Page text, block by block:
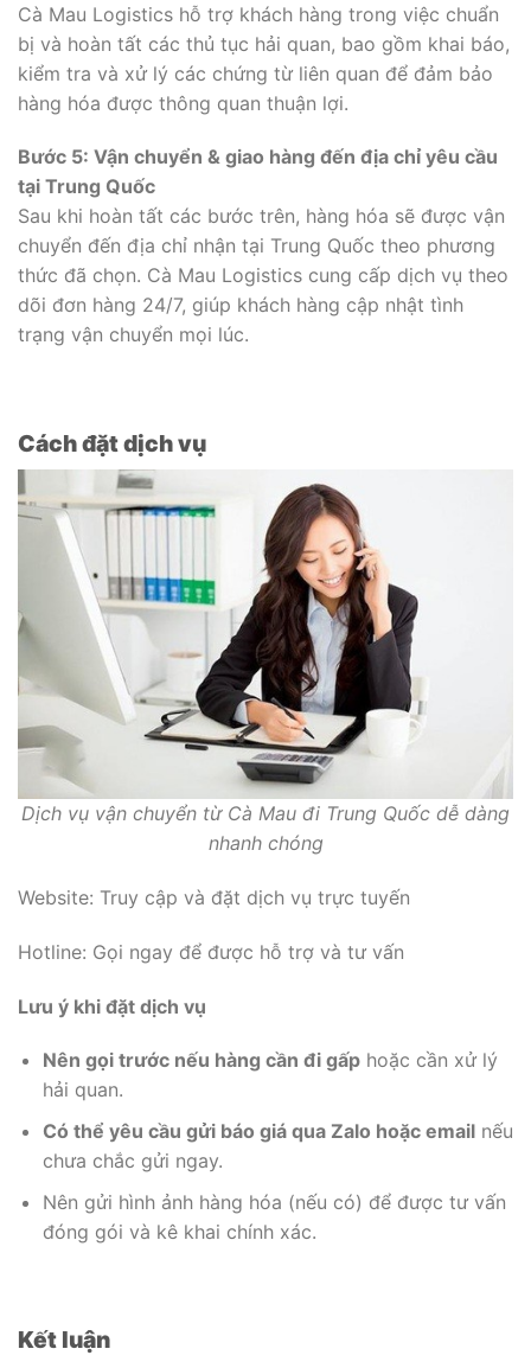
Cà Mau Logistics hỗ trợ khách hàng trong việc chuẩn
bị và hoàn tất các thủ tục hải quan, bao gồm khai báo,
kiểm tra và xử lý các chứng từ liên quan để đảm bảo
hàng hóa được thông quan thuận lợi.
Bước 5: Vận chuyển & giao hàng đến địa chỉ yêu cầu
tại Trung Quốc
Sau khi hoàn tất các bước trên, hàng hóa sẽ được vận
chuyển đến địa chỉ nhận tại Trung Quốc theo phương
thức đã chọn. Cà Mau Logistics cung cấp dịch vụ theo
dõi đơn hàng 24/7, giúp khách hàng cập nhật tình
trạng vận chuyển mọi lúc.
Cách đặt dịch vụ
Dịch vụ vận chuyển từ Cà Mau đi Trung Quốc dễ dàng
nhanh chóng
Website: Truy cập và đặt dịch vụ trực tuyến
Hotline: Gọi ngay để được hỗ trợ và tư vấn
Lưu ý khi đặt dịch vụ
Nên gọi trước nếu hàng cần đi gấphoặc cần xử lý
hải quan.
Có thể yêu cầu gửi báo giá qua Zalo hoặc emailnếu
chưa chắc gửi ngay.
Nên gửi hình ảnh hàng hóa (nếu có) để được tư vấn
đóng gói và kê khai chính xác.
Kết luận